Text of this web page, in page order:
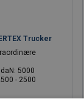
Trucker
5000
- 2500